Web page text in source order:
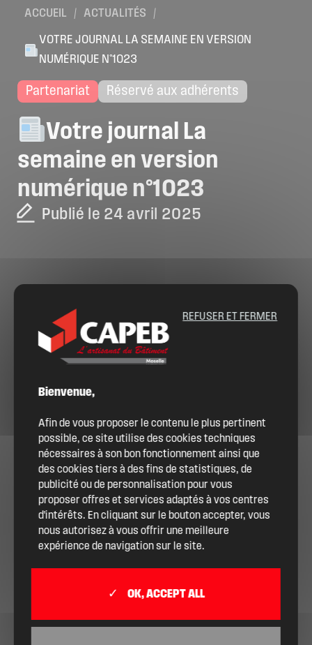
ACCUEIL / ACTUALITÉS
/
VOTRE JOURNAL LA SEMAINE EN VERSION
NUMÉRIQUE N°1023
Partenariat Réservé aux adhérents
Votre journal La
semaine en version
numérique n°1023
Publié le 24 avril 2025
Bienvenue,
Afin de vous proposer le contenu le plus pertinent
possible, ce site utilise des cookies techniques
nécessaires à son bon fonctionnement ainsi que
des cookies tiers à des fins de statistiques, de
publicité ou de personnalisation pour vous
proposer offres et services adaptés à vos centres
d'intérêts. En cliquant sur le bouton accepter, vous
nous autorisez à vous offrir une meilleure
expérience de navigation sur le site.
OK, ACCEPT ALL
REFUSER ET FERMER